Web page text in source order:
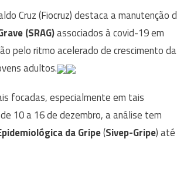
Cruz (Fiocruz) destaca a manutenção
(SRAG)associados à covid-19 em
pelo ritmo acelerado de crescimento da
adultos.
focadas, especialmente em tais
10 a 16 de dezembro, a análise tem
da Gripe(Sivep-Gripe)